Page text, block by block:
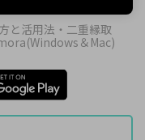
と活用法・二重縁取
＆Mac)